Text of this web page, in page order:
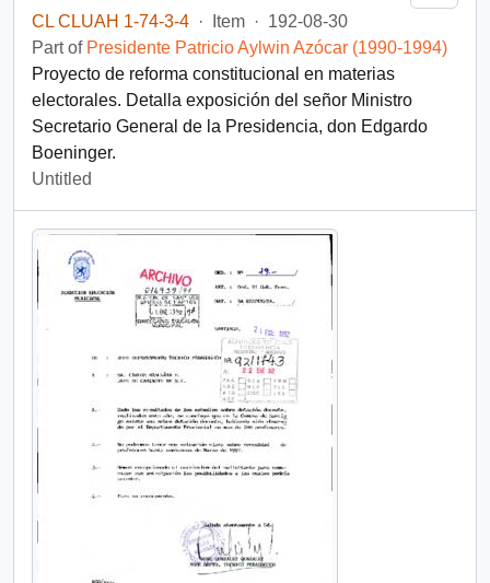
CL CLUAH 1-74-3-4 · Item · 192-08-30
Part of Presidente Patricio Aylwin Azócar (1990-1994)
Proyecto de reforma constitucional en materias
electorales. Detalla exposición del señor Ministro
Secretario General de la Presidencia, don Edgardo
Boeninger.
Untitled